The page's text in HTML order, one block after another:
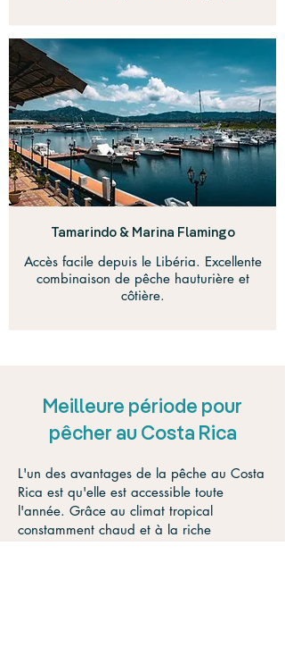
Tamarindo & Marina Flamingo
Accès facile depuis le Libéria. Excellente
combinaison de pêche hauturière et
côtière.
Meilleure période pour
pêcher au Costa Rica
L'un des avantages de la pêche au Costa
Rica est qu'elle est accessible toute
l'année. Grâce au climat tropical
constamment chaud et à la riche